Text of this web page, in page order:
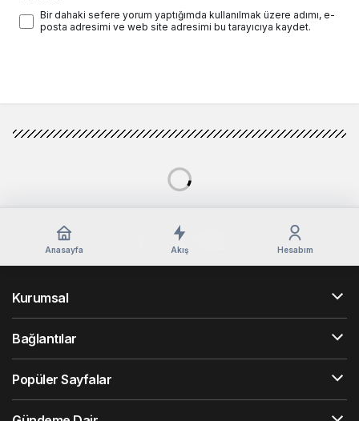
Bir dahaki sefere yorum yaptığımda kullanılmak üzere adımı, e-
posta adresimi ve web site adresimi bu tarayıcıya kaydet.
Anasayfa Akış Hesabım
Kurumsal
Bağlantılar
Popüler Sayfalar